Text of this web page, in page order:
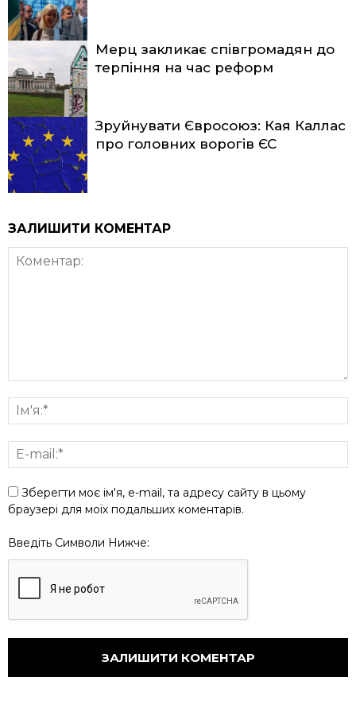
Мерц закликає співгромадян до
терпіння на час реформ
Зруйнувати Євросоюз: Кая Каллас
про головних ворогів ЄС
ЗАЛИШИТИ КОМЕНТАР
Зберегти моє ім'я, e-mail, та адресу сайту в цьому
браузері для моїх подальших коментарів.
Введіть Символи Нижче: